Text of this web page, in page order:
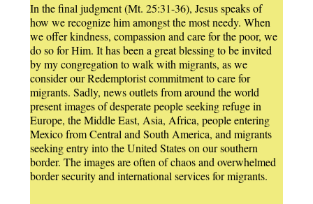
In the final judgment (Mt. 25:31-36), Jesus speaks of
how we recognize him amongst the most needy. When
we offer kindness, compassion and care for the poor, we
do so for Him. It has been a great blessing to be invited
by my congregation to walk with migrants, as we
consider our Redemptorist commitment to care for
migrants. Sadly, news outlets from around the world
present images of desperate people seeking refuge in
Europe, the Middle East, Asia, Africa, people entering
Mexico from Central and South America, and migrants
seeking entry into the United States on our southern
border. The images are often of chaos and overwhelmed
border security and international services for migrants.